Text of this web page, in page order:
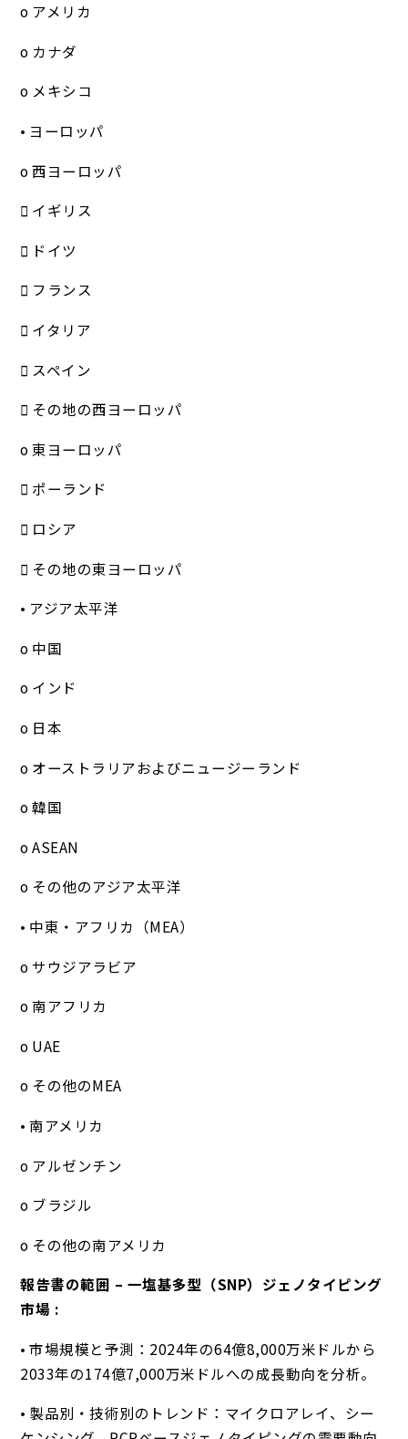
o アメリカ
o カナダ
o メキシコ
• ヨーロッパ
o 西ヨーロッパ
 イギリス
 ドイツ
 フランス
 イタリア
 スペイン
 その地の西ヨーロッパ
o 東ヨーロッパ
 ポーランド
 ロシア
 その地の東ヨーロッパ
• アジア太平洋
o 中国
o インド
o 日本
o オーストラリアおよびニュージーランド
o 韓国
o ASEAN
o その他のアジア太平洋
• 中東・アフリカ（MEA）
o サウジアラビア
o 南アフリカ
o UAE
o その他のMEA
• 南アメリカ
o アルゼンチン
o ブラジル
o その他の南アメリカ
報告書の範囲 – 一塩基多型（SNP）ジェノタイピング
市場 :
• 市場規模と予測：2024年の64億8,000万米ドルから
2033年の174億7,000万米ドルへの成長動向を分析。
• 製品別・技術別のトレンド：マイクロアレイ、シー